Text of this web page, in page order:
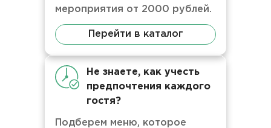
мероприятия от 2000 рублей.
Перейти в каталог
Не знаете, как учесть
предпочтения каждого
гостя?
Подберем меню, которое